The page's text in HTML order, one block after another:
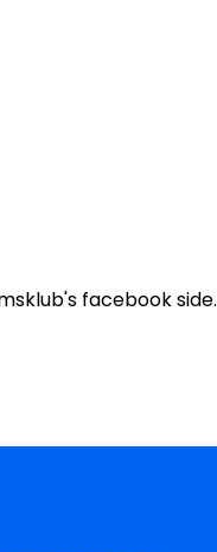
facebook side.